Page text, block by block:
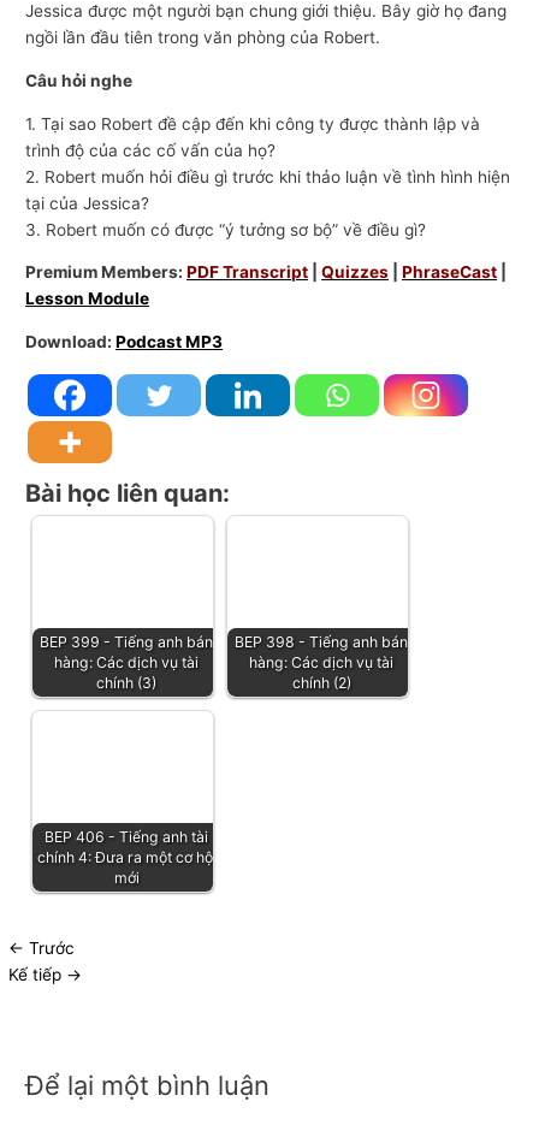
Jessica được một người bạn chung giới thiệu. Bây giờ họ đang
ngồi lần đầu tiên trong văn phòng của Robert.
Câu hỏi nghe
1. Tại sao Robert đề cập đến khi công ty được thành lập và
trình độ của các cố vấn của họ?
2. Robert muốn hỏi điều gì trước khi thảo luận về tình hình hiện
tại của Jessica?
3. Robert muốn có được “ý tưởng sơ bộ” về điều gì?
Premium Members:PDF Transcript |Quizzes |PhraseCast
Lesson Module
Download:Podcast MP3
Bài học liên quan:
BEP 399 - Tiếng anh bán
hàng: Các dịch vụ tài
chính (3)
BEP 398 - Tiếng anh bán
hàng: Các dịch vụ tài
chính (2)
BEP 406 - Tiếng anh tài
chính 4: Đưa ra một cơ hội
mới
← Trước
Kế tiếp →
Để lại một bình luận